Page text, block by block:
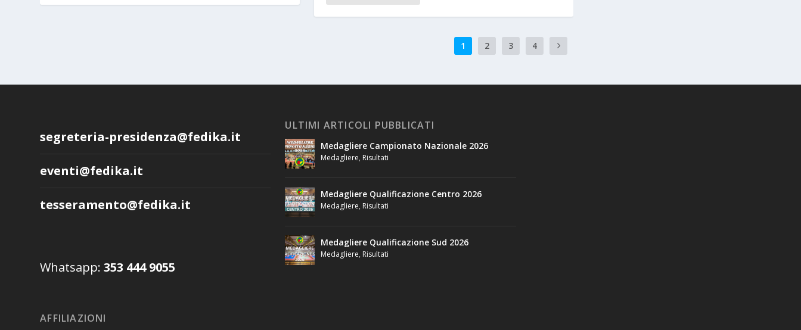
1 2 3 4
segreteria-presidenza@fedika.it
eventi@fedika.it
tesseramento@fedika.it
Whatsapp:353 444 9055
AFFILIAZIONI
ULTIMI ARTICOLI PUBBLICATI
Medagliere Campionato Nazionale 2026
Medagliere, Risultati
Medagliere Qualificazione Centro 2026
Medagliere, Risultati
Medagliere Qualificazione Sud 2026
Medagliere, Risultati